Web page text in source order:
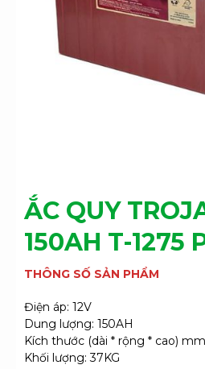
ẮC QUY
150AH T-1275
THÔNG SỐ SẢN PHẨM
Điện áp: 12V
Dung lượng: 150AH
Kích thước (dài * rộng * cao)
Khối lượng: 37KG